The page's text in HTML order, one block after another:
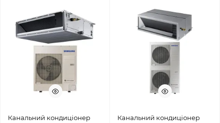
Канальний кондиціонер
Канальний кондиціонер